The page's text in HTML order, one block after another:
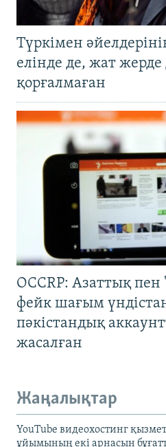
Түркімен
елінде де, жат
қорғалмаған
OCCRP: Азаттық
фейк шағым
пәкістандық
жасалған
Жаңалықтар
YouTube видеохостинг
ұйымының екі арнасын